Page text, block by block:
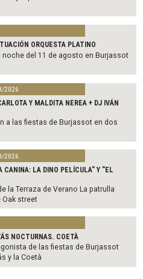
ORQUESTA PLATINO
del 11 de agosto en Burjassot
2026
Y MALDITA NEREA + DJ IVÁN
a las fiestas de Burjassot en dos
2026
CANINA: LA DINO PELÍCULA" Y "EL
la Terraza de Verano La patrulla
Oak street
NOCTURNAS. COETÀ
de las fiestas de Burjassot
y la Coetà